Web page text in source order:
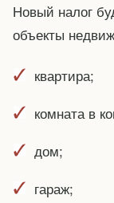
Новый налог
объекты
квартира;
комната в
дом;
гараж;